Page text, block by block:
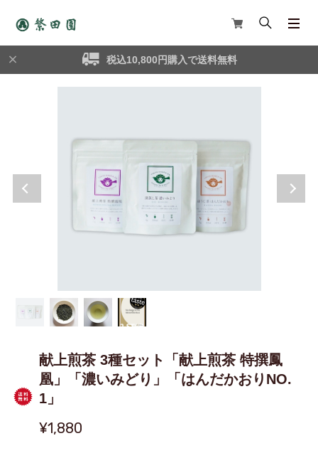
税込10,800円購入で送料無料
献上煎茶 3種セット「献上煎茶 特撰鳳
凰」「濃いみどり」「はんだかおりNO.
1」
¥1,880